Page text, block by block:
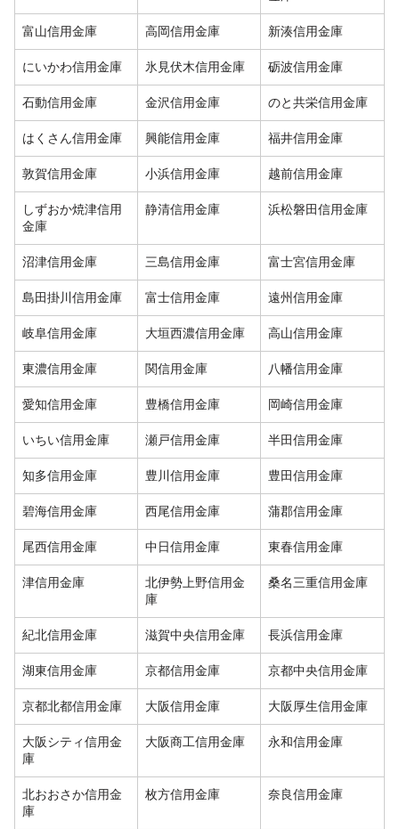
富山信用金庫 高岡信用金庫 新湊信用金庫
にいかわ信用金庫 氷見伏木信用金庫 砺波信用金庫
石動信用金庫 金沢信用金庫 のと共栄信用金庫
はくさん信用金庫 興能信用金庫 福井信用金庫
敦賀信用金庫 小浜信用金庫 越前信用金庫
しずおか焼津信用
金庫
静清信用金庫 浜松磐田信用金庫
沼津信用金庫 三島信用金庫 富士宮信用金庫
島田掛川信用金庫 富士信用金庫 遠州信用金庫
岐阜信用金庫 大垣西濃信用金庫 高山信用金庫
東濃信用金庫 関信用金庫 八幡信用金庫
愛知信用金庫 豊橋信用金庫 岡崎信用金庫
いちい信用金庫 瀬戸信用金庫 半田信用金庫
知多信用金庫 豊川信用金庫 豊田信用金庫
碧海信用金庫 西尾信用金庫 蒲郡信用金庫
尾西信用金庫 中日信用金庫 東春信用金庫
津信用金庫
北伊勢上野信用金
庫
桑名三重信用金庫
紀北信用金庫 滋賀中央信用金庫 長浜信用金庫
湖東信用金庫 京都信用金庫 京都中央信用金庫
京都北都信用金庫 大阪信用金庫 大阪厚生信用金庫
大阪シティ信用金
庫
大阪商工信用金庫 永和信用金庫
北おおさか信用金
庫
枚方信用金庫 奈良信用金庫